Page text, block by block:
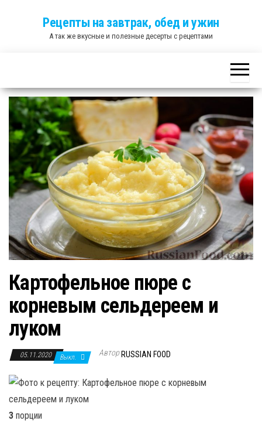
Рецепты на завтрак, обед и ужин
А так же вкусные и полезные десерты с рецептами
Картофельное пюре с
корневым сельдереем и
луком
05.11.2020 Выкл. Автор RUSSIAN FOOD
3 порции